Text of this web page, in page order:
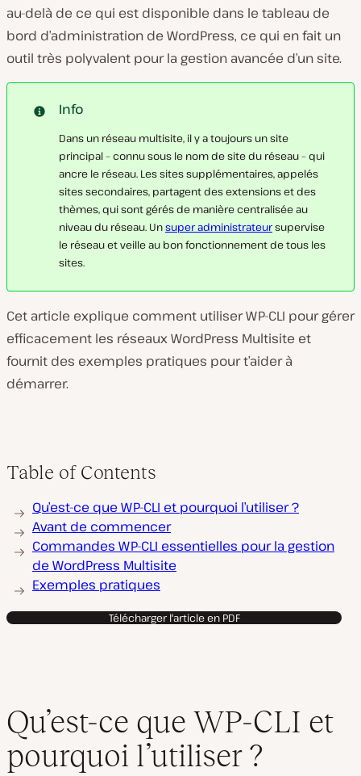
au-delà de ce qui est disponible dans le tableau de
bord d’administration de WordPress, ce qui en fait un
outil très polyvalent pour la gestion avancée d’un site.
Info
Dans un réseau multisite, il y a toujours un site
principal – connu sous le nom de site du réseau – qui
ancre le réseau. Les sites supplémentaires, appelés
sites secondaires, partagent des extensions et des
thèmes, qui sont gérés de manière centralisée au
niveau du réseau. Unsuper administrateursupervise
le réseau et veille au bon fonctionnement de tous les
sites.
Cet article explique comment utiliser WP-CLI pour gérer
efficacement les réseaux WordPress Multisite et
fournit des exemples pratiques pour t’aider à
démarrer.
Table of Contents
Qu’est-ce que WP-CLI et pourquoi l’utiliser ?
Avant de commencer
Commandes WP-CLI essentielles pour la gestion
de WordPress Multisite
Exemples pratiques
Télécharger l'article en PDF
Qu’est-ce que WP-CLI et
pourquoi l’utiliser ?